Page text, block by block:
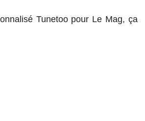
Tunetoo pour Le Mag, ça